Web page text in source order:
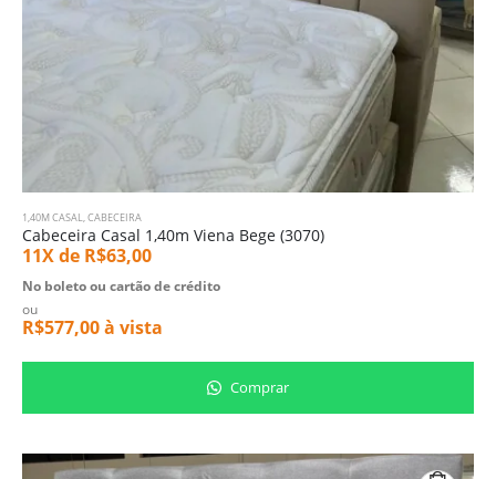
1,40M CASAL,CABECEIRA
Cabeceira Casal 1,40m Viena Bege (3070)
11X de R$63,00
No boleto ou cartão de crédito
ou
R$577,00à vista
Comprar